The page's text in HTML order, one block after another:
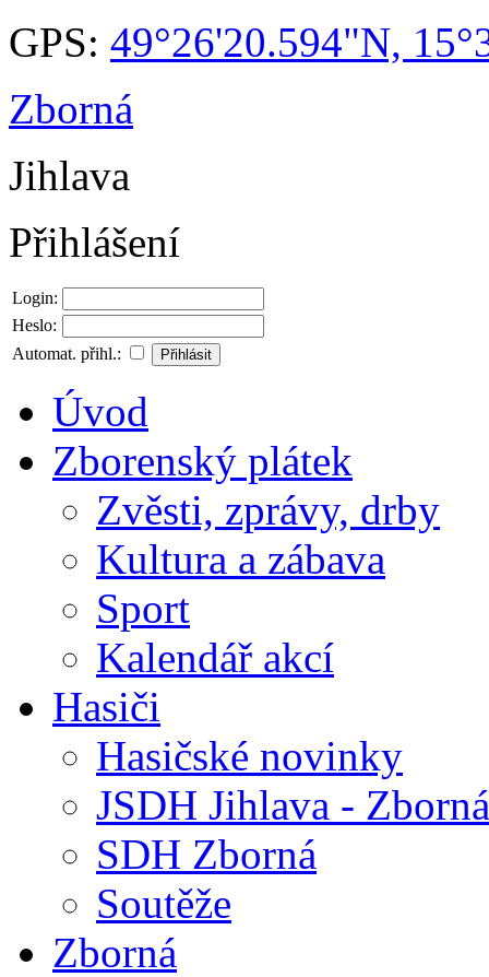
GPS: 49°26'20.594"N,
Zborná
Jihlava
Přihlášení
Login:
Heslo:
Automat. přihl.:
Úvod
Zborenský plátek
Zvěsti, zprávy, drby
Kultura a zábava
Sport
Kalendář akcí
Hasiči
Hasičské novinky
JSDH Jihlava - Zborná
SDH Zborná
Soutěže
Zborná